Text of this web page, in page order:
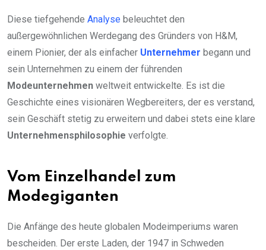
Diese tiefgehende Analyse beleuchtet den
außergewöhnlichen Werdegang des Gründers von H&M,
einem Pionier, der als einfacher Unternehmer begann und
sein Unternehmen zu einem der führenden
Modeunternehmen weltweit entwickelte. Es ist die
Geschichte eines visionären Wegbereiters, der es verstand,
sein Geschäft stetig zu erweitern und dabei stets eine klare
Unternehmensphilosophie verfolgte.
Vom Einzelhandel zum
Modegiganten
Die Anfänge des heute globalen Modeimperiums waren
bescheiden. Der erste Laden, der 1947 in Schweden